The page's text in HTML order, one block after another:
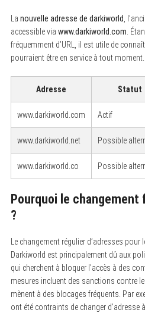
La nouvelle adresse de darkiworld
,
accessible via www.darkiworld.com .
fréquemment d’URL, il est utile de
pourraient être en service à tout moment.
Adresse Statut
www.darkiworld.com Actif
www.darkiworld.net Possible
www.darkiworld.co Possible
Pourquoi le changement
?
Le changement régulier d’adresses pour
Darkiworld est principalement dû aux
qui cherchent à bloquer l’accès à des
mesures incluent des sanctions contre
mènent à des blocages fréquents. Par
ont été contraints de changer d’adresse